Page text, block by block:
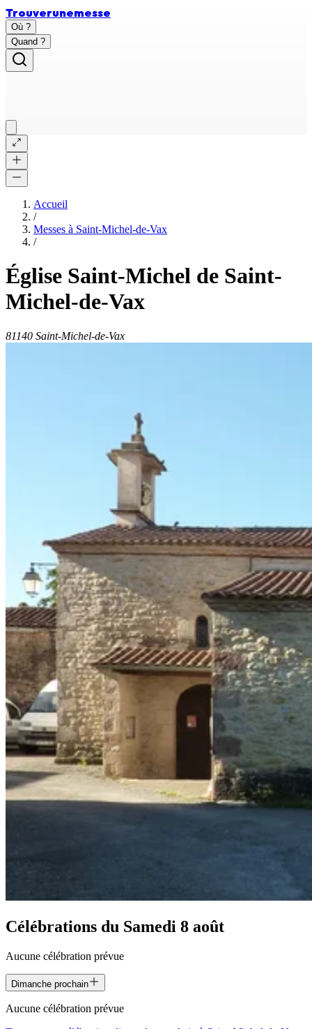
Trouverunemesse
Où ?
Quand ?
Accueil
/
Messes à Saint-Michel-de-Vax
/
Église Saint-Michel de Saint-
Michel-de-Vax
81140 Saint-Michel-de-Vax
Célébrations du Samedi 8 août
Aucune célébration prévue
Dimanche prochain
Aucune célébration prévue